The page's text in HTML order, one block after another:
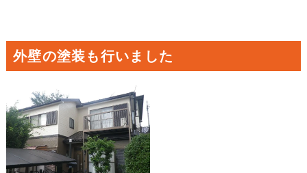
外壁の塗装も行いました